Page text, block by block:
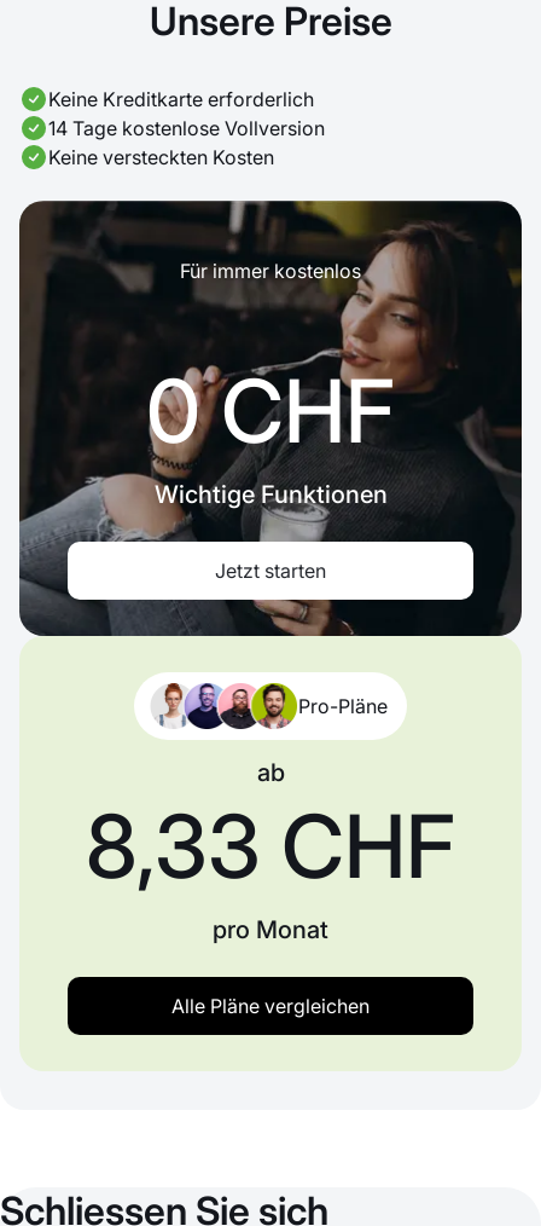
Unsere Preise
Keine Kreditkarte erforderlich
14 Tage kostenlose Vollversion
Keine versteckten Kosten
Für immer kostenlos
0 CHF
Wichtige Funktionen
Jetzt starten
Pro-Pläne
ab
8,33 CHF
pro Monat
Alle Pläne vergleichen
Schliessen Sie sich